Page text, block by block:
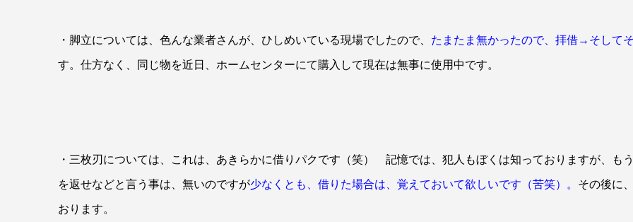
・脚立については、色んな業者さんが、ひしめいている現場でしたので、 たまたま無かったので、拝借→そして
す。仕方なく、同じ物を近日、ホームセンターにて購入して現在は無事に使用中です。
・三枚刃については、これは、あきらかに借りパクです（笑） 記憶では、犯人もぼくは知っておりますが、も
を返せなどと言う事は、無いのですが少なくとも、借りた場合は、覚えておいて欲しいです（苦笑）。 その後に
おります。